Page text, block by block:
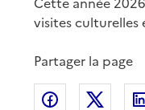
visites culturelles
Partager la page
Partager sur